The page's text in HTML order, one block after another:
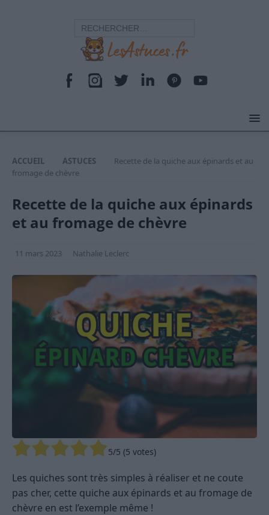
ACCUEIL ASTUCES
Recette de la quiche aux épinards et au
fromage de chèvre
Recette de la quiche aux épinards
et au fromage de chèvre
11 mars 2023 Nathalie Leclerc
5/5 (5 votes)
Les quiches sont très simples à réaliser et ne coute
pas cher, cette quiche aux épinards et au fromage de
chèvre en est l’exemple même !